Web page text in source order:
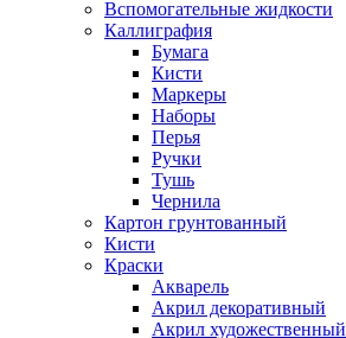
Вспомогательные жидкости
Каллиграфия
Бумага
Кисти
Маркеры
Наборы
Перья
Ручки
Тушь
Чернила
Картон грунтованный
Кисти
Краски
Акварель
Акрил декоративный
Акрил художественный